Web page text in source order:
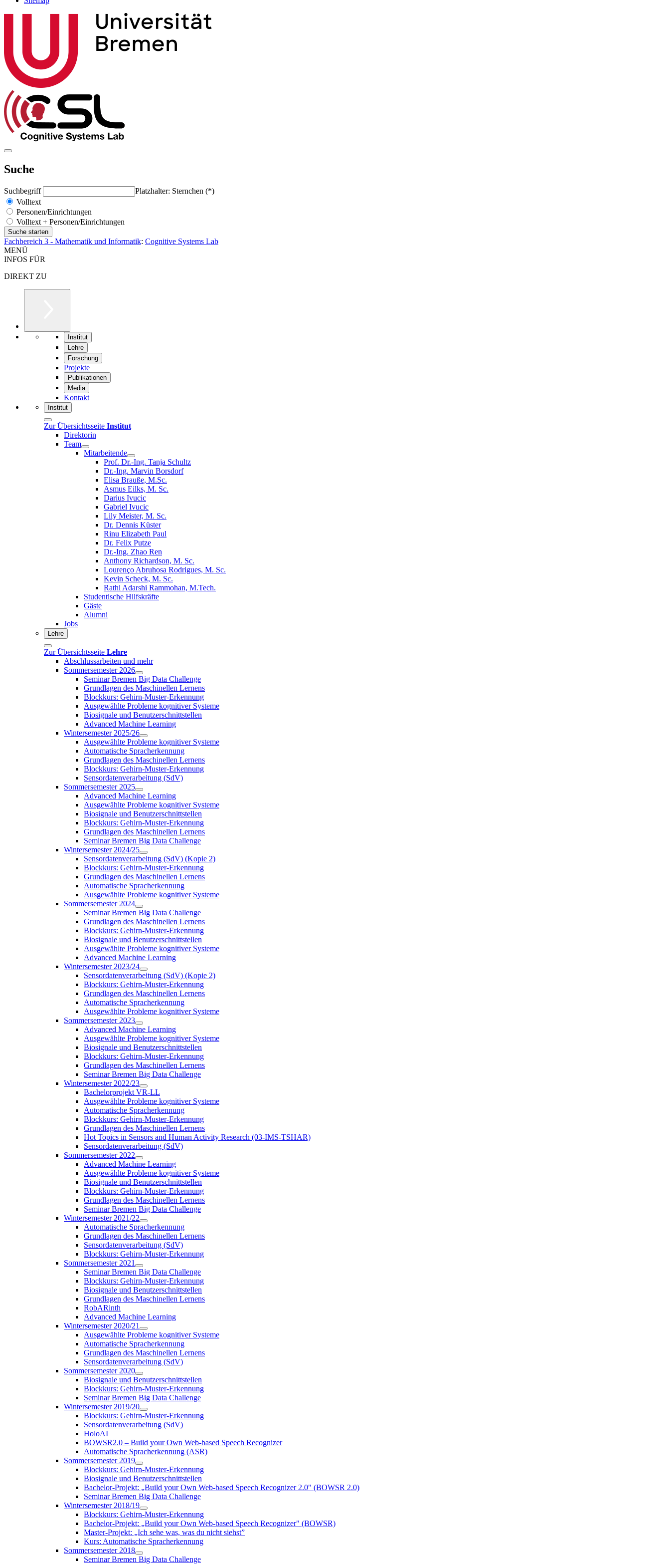
Suche
Suchbegriff
Platzhalter: Sternchen (*)
Volltext
Personen/Einrichtungen
Volltext + Personen/Einrichtungen
Fachbereich 3 - Mathematik und Informatik: Cognitive Systems Lab
MENÜ
INFOS FÜR
DIREKT ZU
Institut
Lehre
Forschung
Projekte
Publikationen
Media
Kontakt
Institut
Zur Übersichtsseite Institut
Direktorin
Team
Mitarbeitende
Prof. Dr.-Ing. Tanja Schultz
Dr.-Ing. Marvin Borsdorf
Elisa Brauße, M.Sc.
Asmus Eilks, M. Sc.
Darius Ivucic
Gabriel Ivucic
Lily Meister, M. Sc.
Dr. Dennis Küster
Rinu Elizabeth Paul
Dr. Felix Putze
Dr.-Ing. Zhao Ren
Anthony Richardson, M. Sc.
Lourenço Abruhosa Rodrigues, M. Sc.
Kevin Scheck, M. Sc.
Rathi Adarshi Rammohan, M.Tech.
Studentische Hilfskräfte
Gäste
Alumni
Jobs
Lehre
Zur Übersichtsseite Lehre
Abschlussarbeiten und mehr
Sommersemester 2026
Seminar Bremen Big Data Challenge
Grundlagen des Maschinellen Lernens
Blockkurs: Gehirn-Muster-Erkennung
Ausgewählte Probleme kognitiver Systeme
Biosignale und Benutzerschnittstellen
Advanced Machine Learning
Wintersemester 2025/26
Ausgewählte Probleme kognitiver Systeme
Automatische Spracherkennung
Grundlagen des Maschinellen Lernens
Blockkurs: Gehirn-Muster-Erkennung
Sensordatenverarbeitung (SdV)
Sommersemester 2025
Advanced Machine Learning
Ausgewählte Probleme kognitiver Systeme
Biosignale und Benutzerschnittstellen
Blockkurs: Gehirn-Muster-Erkennung
Grundlagen des Maschinellen Lernens
Seminar Bremen Big Data Challenge
Wintersemester 2024/25
Sensordatenverarbeitung (SdV) (Kopie 2)
Blockkurs: Gehirn-Muster-Erkennung
Grundlagen des Maschinellen Lernens
Automatische Spracherkennung
Ausgewählte Probleme kognitiver Systeme
Sommersemester 2024
Seminar Bremen Big Data Challenge
Grundlagen des Maschinellen Lernens
Blockkurs: Gehirn-Muster-Erkennung
Biosignale und Benutzerschnittstellen
Ausgewählte Probleme kognitiver Systeme
Advanced Machine Learning
Wintersemester 2023/24
Sensordatenverarbeitung (SdV) (Kopie 2)
Blockkurs: Gehirn-Muster-Erkennung
Grundlagen des Maschinellen Lernens
Automatische Spracherkennung
Ausgewählte Probleme kognitiver Systeme
Sommersemester 2023
Advanced Machine Learning
Ausgewählte Probleme kognitiver Systeme
Biosignale und Benutzerschnittstellen
Blockkurs: Gehirn-Muster-Erkennung
Grundlagen des Maschinellen Lernens
Seminar Bremen Big Data Challenge
Wintersemester 2022/23
Bachelorprojekt VR-LL
Ausgewählte Probleme kognitiver Systeme
Automatische Spracherkennung
Blockkurs: Gehirn-Muster-Erkennung
Grundlagen des Maschinellen Lernens
Hot Topics in Sensors and Human Activity Research (03-IMS-TSHAR)
Sensordatenverarbeitung (SdV)
Sommersemester 2022
Advanced Machine Learning
Ausgewählte Probleme kognitiver Systeme
Biosignale und Benutzerschnittstellen
Blockkurs: Gehirn-Muster-Erkennung
Grundlagen des Maschinellen Lernens
Seminar Bremen Big Data Challenge
Wintersemester 2021/22
Automatische Spracherkennung
Grundlagen des Maschinellen Lernens
Sensordatenverarbeitung (SdV)
Blockkurs: Gehirn-Muster-Erkennung
Sommersemester 2021
Seminar Bremen Big Data Challenge
Blockkurs: Gehirn-Muster-Erkennung
Biosignale und Benutzerschnittstellen
Grundlagen des Maschinellen Lernens
RobARinth
Advanced Machine Learning
Wintersemester 2020/21
Ausgewählte Probleme kognitiver Systeme
Automatische Spracherkennung
Grundlagen des Maschinellen Lernens
Sensordatenverarbeitung (SdV)
Sommersemester 2020
Biosignale und Benutzerschnittstellen
Blockkurs: Gehirn-Muster-Erkennung
Seminar Bremen Big Data Challenge
Wintersemester 2019/20
Blockkurs: Gehirn-Muster-Erkennung
Sensordatenverarbeitung (SdV)
HoloAI
BOWSR2.0 – Build your Own Web-based Speech Recognizer
Automatische Spracherkennung (ASR)
Sommersemester 2019
Blockkurs: Gehirn-Muster-Erkennung
Biosignale und Benutzerschnittstellen
Bachelor-Projekt: „Build your Own Web-based Speech Recognizer 2.0" (BOWSR 2.0)
Seminar Bremen Big Data Challenge
Wintersemester 2018/19
Blockkurs: Gehirn-Muster-Erkennung
Bachelor-Projekt: „Build your Own Web-based Speech Recognizer" (BOWSR)
Master-Projekt: „Ich sehe was, was du nicht siehst”
Kurs: Automatische Spracherkennung
Sommersemester 2018
Seminar Bremen Big Data Challenge